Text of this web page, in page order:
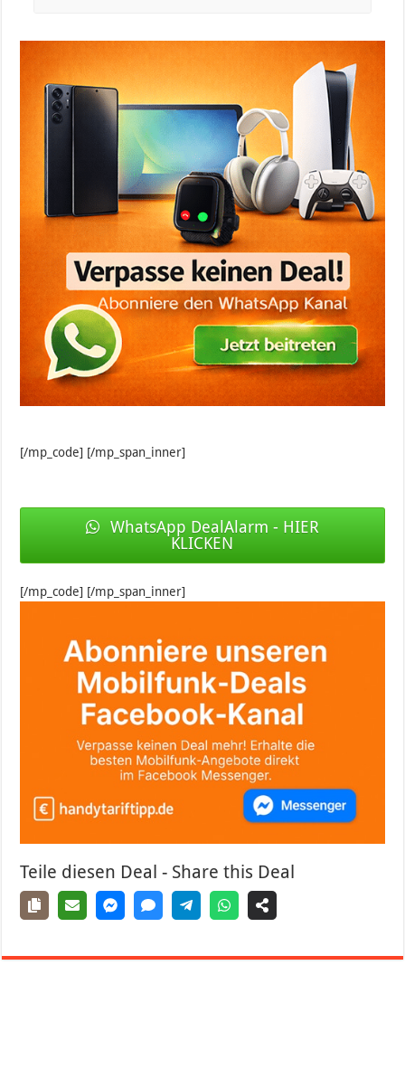
[/mp_code] [/mp_span_inner]
WhatsApp DealAlarm - HIER
KLICKEN
[/mp_code] [/mp_span_inner]
Teile diesen Deal - Share this Deal